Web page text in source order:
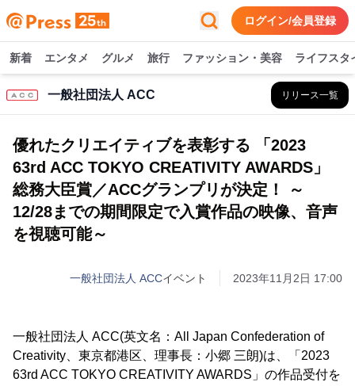
ログイン/会員登録
新着 エンタメ グルメ 旅行 ファッション・美容 ライフスタ
一般社団法人 ACC リリース一覧
優れたクリエイティブを表彰する 「2023
63rd ACC TOKYO CREATIVITY AWARDS」
総務大臣賞／ACCグランプリが決定！ ～
12/28までの期間限定で入賞作品の映像、音声
を視聴可能～
一般社団法人 ACCイベント 2023年11月2日 17:00
一般社団法人 ACC(英文名：All Japan Confederation of
Creativity、東京都港区、理事長：小郷 三朗)は、「2023
63rd ACC TOKYO CREATIVITY AWARDS」の作品受付を